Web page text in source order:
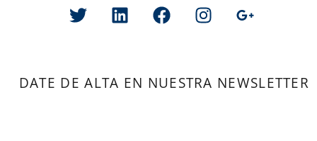
DATE DE ALTA EN NUESTRA NEWSLETTER